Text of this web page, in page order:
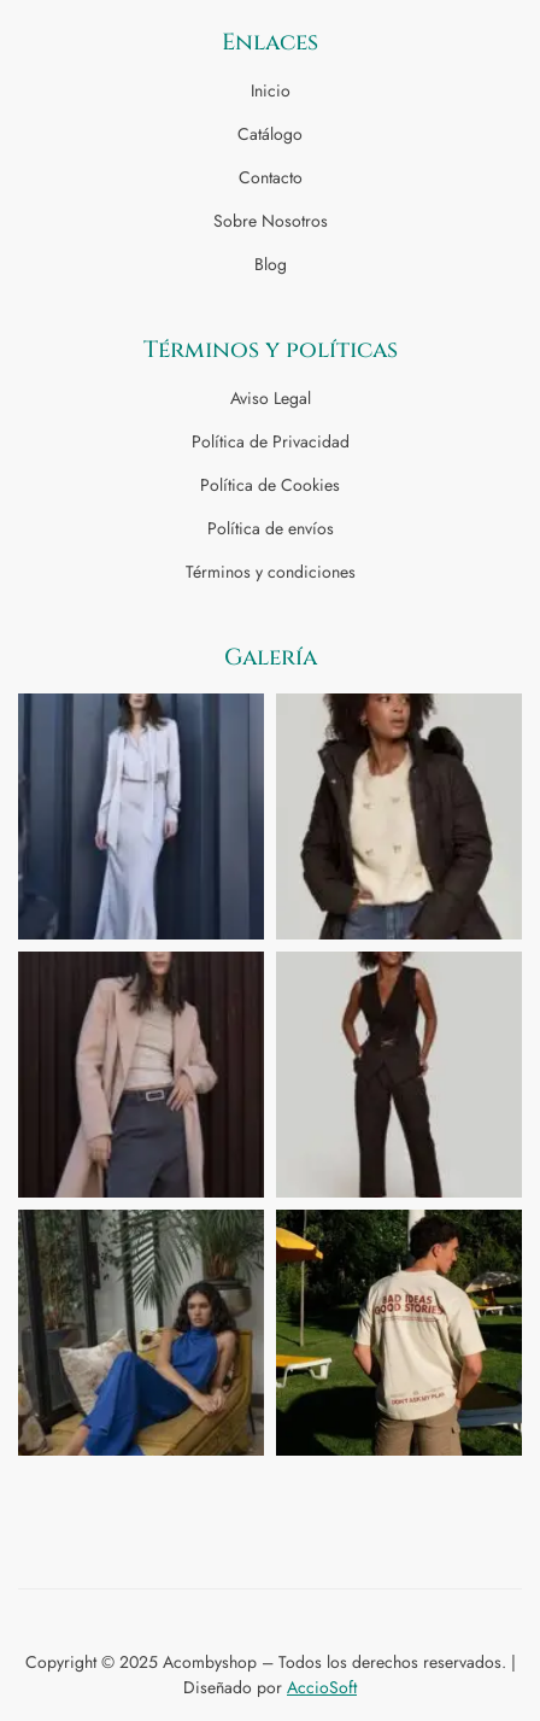
Enlaces
Inicio
Catálogo
Contacto
Sobre Nosotros
Blog
Términos y políticas
Aviso Legal
Política de Privacidad
Política de Cookies
Política de envíos
Términos y condiciones
Galería
Copyright © 2025 Acombyshop – Todos los derechos reservados. |
Diseñado por AccioSoft